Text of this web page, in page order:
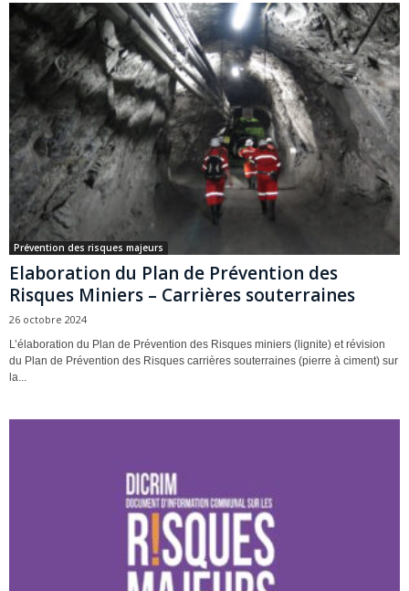
Prévention des risques majeurs
Elaboration du Plan de Prévention des
Risques Miniers – Carrières souterraines
26 octobre 2024
L’élaboration du Plan de Prévention des Risques miniers (lignite) et révision
du Plan de Prévention des Risques carrières souterraines (pierre à ciment) sur
la...